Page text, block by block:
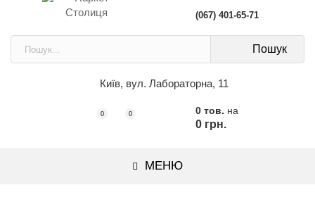
(067) 401-65-71
Пошук
Київ, вул. Лабораторна, 11
0 0 0 тов. на
0 грн.
МЕНЮ